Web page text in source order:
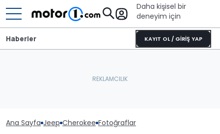
Daha kişisel bir
deneyim için
KAYIT OL / GİRİŞ YAP
Haberler
Ana Sayfa Jeep Cherokee Fotoğraflar